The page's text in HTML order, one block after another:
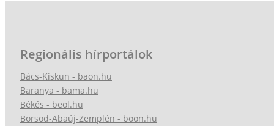
Regionális hírportálok
Bács-Kiskun - baon.hu
Baranya - bama.hu
Békés - beol.hu
Borsod-Abaúj-Zemplén - boon.hu